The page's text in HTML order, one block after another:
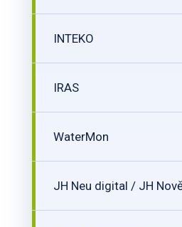
INTEKO
IRAS
WaterMon
JH Neu digital / JH